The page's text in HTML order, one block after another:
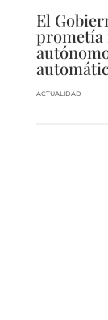
El
prometía
ACTUALIDAD